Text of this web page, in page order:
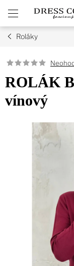
obsah
Roláky
ROLÁK
vínový